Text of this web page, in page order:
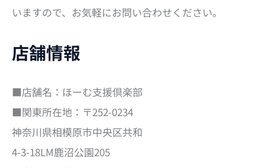
いますので、お気軽にお問い合わせください。
店舗情報
■店舗名：ほーむ支援倶楽部
■関東所在地：〒252-0234
神奈川県相模原市中央区共和
4-3-18LM鹿沼公園205